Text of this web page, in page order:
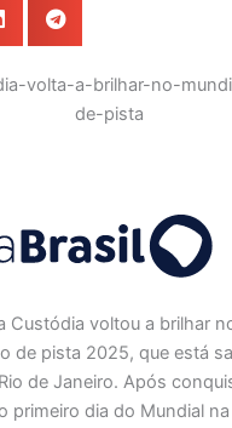
Custódia voltou a brilhar
de pista 2025, que está
de Janeiro. Após
primeiro dia do Mundial